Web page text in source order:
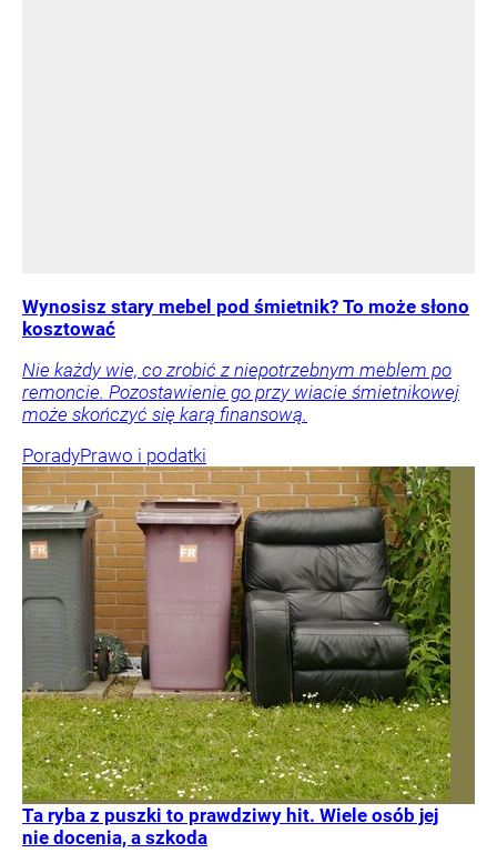
Wynosisz stary mebel pod śmietnik? To może słono
kosztować
Nie każdy wie, co zrobić z niepotrzebnym meblem po
remoncie. Pozostawienie go przy wiacie śmietnikowej
może skończyć się karą finansową.
PoradyPrawo i podatki
Ta ryba z puszki to prawdziwy hit. Wiele osób jej
nie docenia, a szkoda